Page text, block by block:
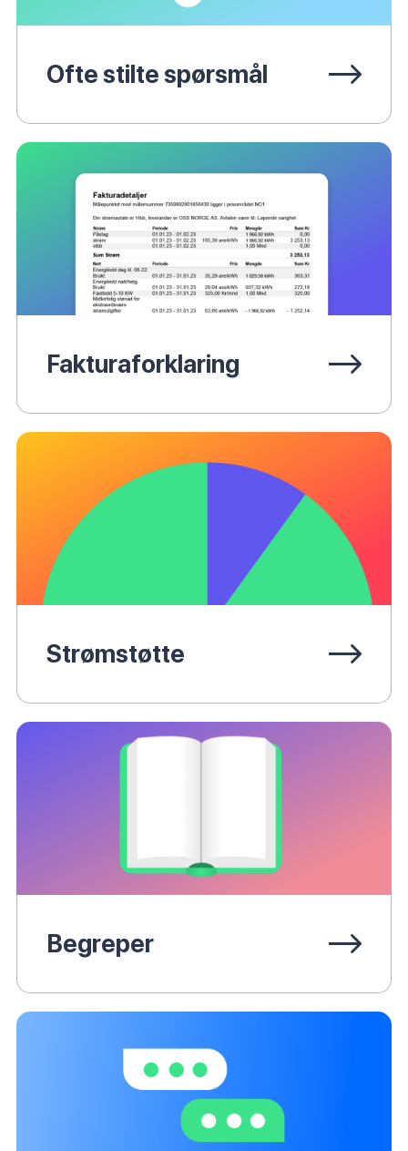
Fullmaktskjema
Ofte stilte spørsmål
Fakturaforklaring
Strømstøtte
Begreper